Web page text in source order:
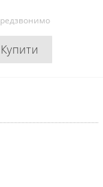
Купити